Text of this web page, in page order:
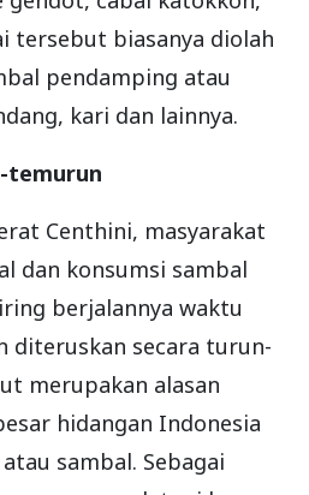
tersebut biasanya diolah
pendamping atau
kari dan lainnya.
temurun
Centhini, masyarakat
dan konsumsi sambal
berjalannya waktu
diteruskan secara turun-
merupakan alasan
hidangan Indonesia
sambal. Sebagai